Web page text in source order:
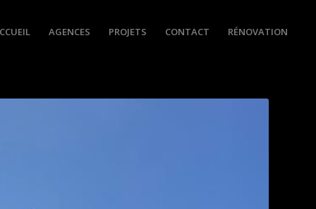
AGENCES PROJETS CONTACT RÉNOVATION